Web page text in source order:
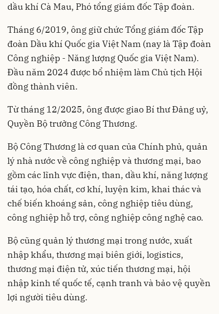
dầu khí Cà Mau, Phó tổng giám đốc Tập đoàn.
Tháng 6/2019, ông giữ chức Tổng giám đốc Tập
đoàn Dầu khí Quốc gia Việt Nam (nay là Tập đoàn
Công nghiệp - Năng lượng Quốc gia Việt Nam).
Đầu năm 2024 được bổ nhiệm làm Chủ tịch Hội
đồng thành viên.
Từ tháng 12/2025, ông được giao Bí thư Đảng uỷ,
Quyền Bộ trưởng Công Thương.
Bộ Công Thương là cơ quan của Chính phủ, quản
lý nhà nước về công nghiệp và thương mại, bao
gồm các lĩnh vực điện, than, dầu khí, năng lượng
tái tạo, hóa chất, cơ khí, luyện kim, khai thác và
chế biến khoáng sản, công nghiệp tiêu dùng,
công nghiệp hỗ trợ, công nghiệp công nghệ cao.
Bộ cũng quản lý thương mại trong nước, xuất
nhập khẩu, thương mại biên giới, logistics,
thương mại điện tử, xúc tiến thương mại, hội
nhập kinh tế quốc tế, cạnh tranh và bảo vệ quyền
lợi người tiêu dùng.